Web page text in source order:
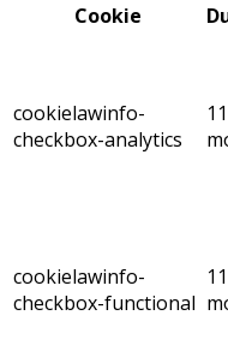
Cookie
cookielawinfo-
checkbox-analytics
11
cookielawinfo-
checkbox-functional
11